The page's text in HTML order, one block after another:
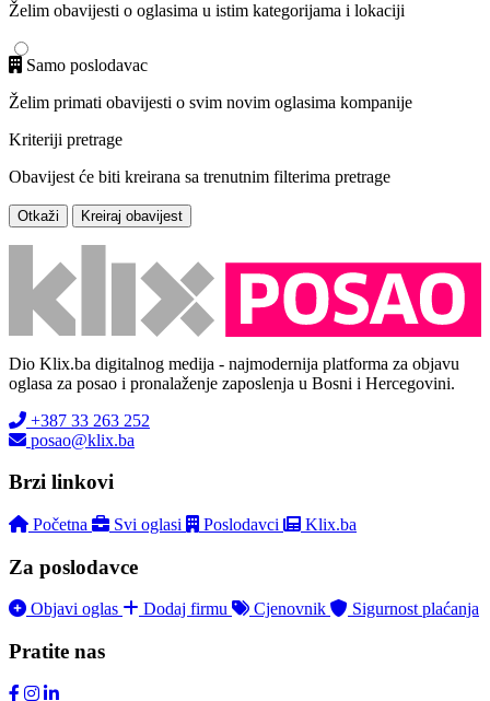
Želim obavijesti o oglasima u istim kategorijama i lokaciji
Samo poslodavac
Želim primati obavijesti o svim novim oglasima kompanije
Kriteriji pretrage
Obavijest će biti kreirana sa trenutnim filterima pretrage
Otkaži Kreiraj obavijest
Dio Klix.ba digitalnog medija - najmodernija platforma za objavu
oglasa za posao i pronalaženje zaposlenja u Bosni i Hercegovini.
+387 33 263 252
posao@klix.ba
Brzi linkovi
Početna Svi oglasi Poslodavci Klix.ba
Za poslodavce
Objavi oglas Dodaj firmu Cjenovnik Sigurnost plaćanja
Pratite nas